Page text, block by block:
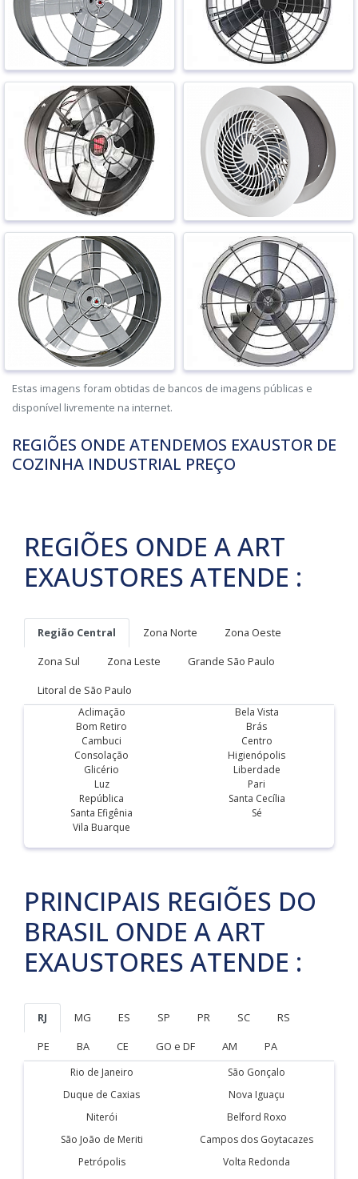
Estas imagens foram obtidas de bancos de imagens públicas e
disponível livremente na internet.
REGIÕES ONDE ATENDEMOS EXAUSTOR DE
COZINHA INDUSTRIAL PREÇO
REGIÕES ONDE A ART
EXAUSTORES ATENDE :
Região Central Zona Norte
Zona Oeste
Zona Sul
Zona Leste
Grande São Paulo
Litoral de São Paulo
Aclimação
Bela Vista
Bom Retiro
Brás
Cambuci
Centro
Consolação
Higienópolis
Glicério
Liberdade
Luz
Pari
República
Santa Cecília
Santa Efigênia
Sé
Vila Buarque
PRINCIPAIS REGIÕES DO
BRASIL ONDE A ART
EXAUSTORES ATENDE :
RJ MG ES SP PR SC
RS
PE
BA CE GO e DF AM PA
Rio de Janeiro
São Gonçalo
Duque de Caxias
Nova Iguaçu
Niterói
Belford Roxo
São João de Meriti
Campos dos Goytacazes
Petrópolis
Volta Redonda